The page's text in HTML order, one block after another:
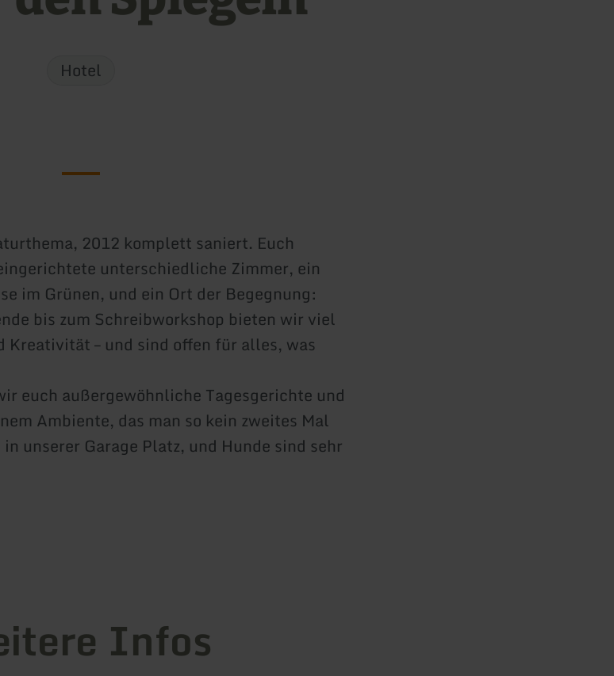
Hotel
2012 komplett saniert. Euch
unterschiedliche Zimmer, ein
im Grünen, und ein Ort der Begegnung:
bis zum Schreibworkshop bieten wir viel
– und sind offen für alles, was
euch außergewöhnliche Tagesgerichte und
Ambiente, das man so kein zweites Mal
unserer Garage Platz, und Hunde sind sehr
Infos